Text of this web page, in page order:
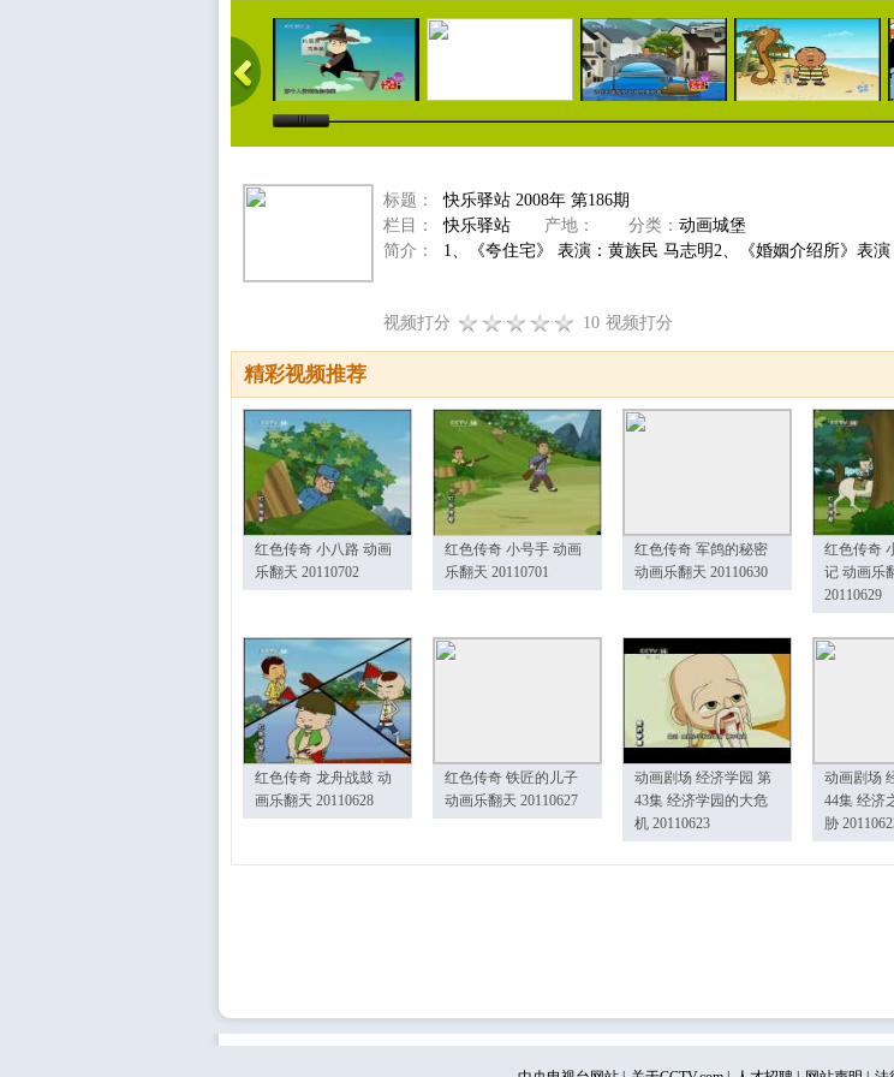
标题：
快乐驿站 2008年 第186期
栏目：
快乐驿站 产地： 分类： 动画城堡
简介：
1、《夸住宅》 表演：黄族民 马志明2、《婚姻介绍所》表
视频打分 10 视频打分
精彩视频推荐
红色传奇 小八路 动画
乐翻天 20110702
红色传奇 小号手 动画
乐翻天 20110701
红色传奇 军鸽的秘密
动画乐翻天 20110630
红色传奇
记 动画乐
20110629
红色传奇 龙舟战鼓 动
画乐翻天 20110628
红色传奇 铁匠的儿子
动画乐翻天 20110627
动画剧场 经济学园 第
43集 经济学园的大危
机 20110623
动画剧场
44集 经济
胁